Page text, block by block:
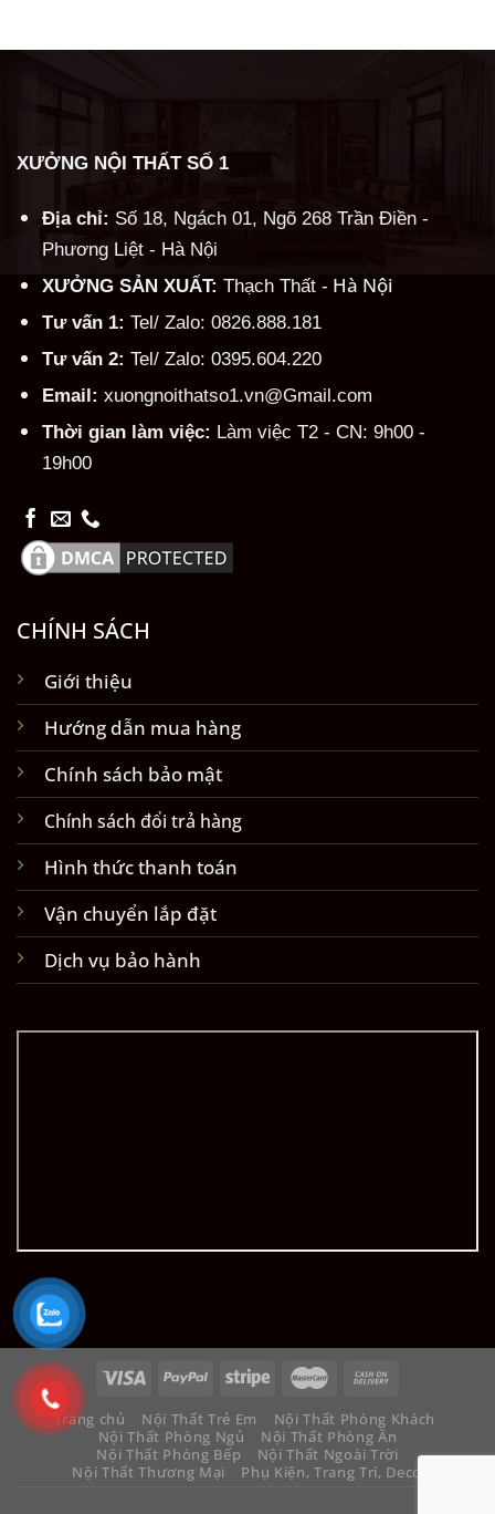
XƯỞNG NỘI THẤT SỐ 1
Địa chỉ: Số 18, Ngách 01, Ngõ 268 Trần Điền -
Phương Liệt - Hà Nội
XƯỞNG SẢN XUẤT: Thạch Thất - Hà Nội
Tư vấn 1: Tel/ Zalo: 0826.888.181
Tư vấn 2: Tel/ Zalo: 0395.604.220
Email: xuongnoithatso1.vn@Gmail.com
Thời gian làm việc: Làm việc T2 - CN: 9h00 -
19h00
CHÍNH SÁCH
Giới thiệu
Hướng dẫn mua hàng
Chính sách bảo mật
Chính sách đổi trả hàng
Hình thức thanh toán
Vận chuyển lắp đặt
Dịch vụ bảo hành
Trang chủ Nội Thất Trẻ Em
Nội Thất Phòng Khách
Nội Thất Phòng Ngủ
Nội Thất Phòng Ăn
Nội Thất Phòng Bếp
Nội Thất Ngoài Trời
Nội Thất Thương Mại
Phụ Kiện, Trang Trí, Decor